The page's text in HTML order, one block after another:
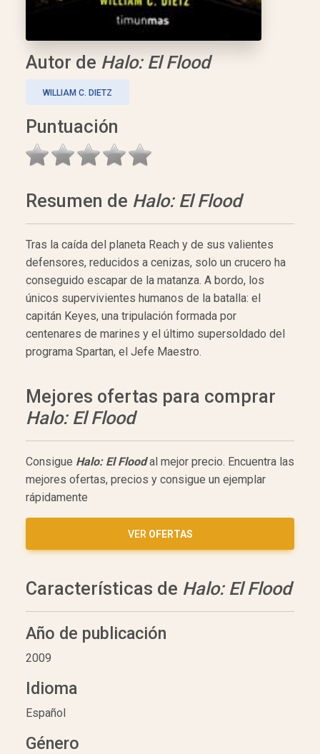
Autor de Halo: El Flood
WILLIAM C. DIETZ
Puntuación
Resumen de Halo: El Flood
Tras la caída del planeta Reach y de sus valientes
defensores, reducidos a cenizas, solo un crucero ha
conseguido escapar de la matanza. A bordo, los
únicos supervivientes humanos de la batalla: el
capitán Keyes, una tripulación formada por
centenares de marines y el último supersoldado del
programa Spartan, el Jefe Maestro.
Mejores ofertas para comprar
Halo: El Flood
Consigue Halo: El Floodal mejor precio. Encuentra las
mejores ofertas, precios y consigue un ejemplar
rápidamente
VER OFERTAS
Características de Halo: El Flood
Año de publicación
2009
Idioma
Español
Género